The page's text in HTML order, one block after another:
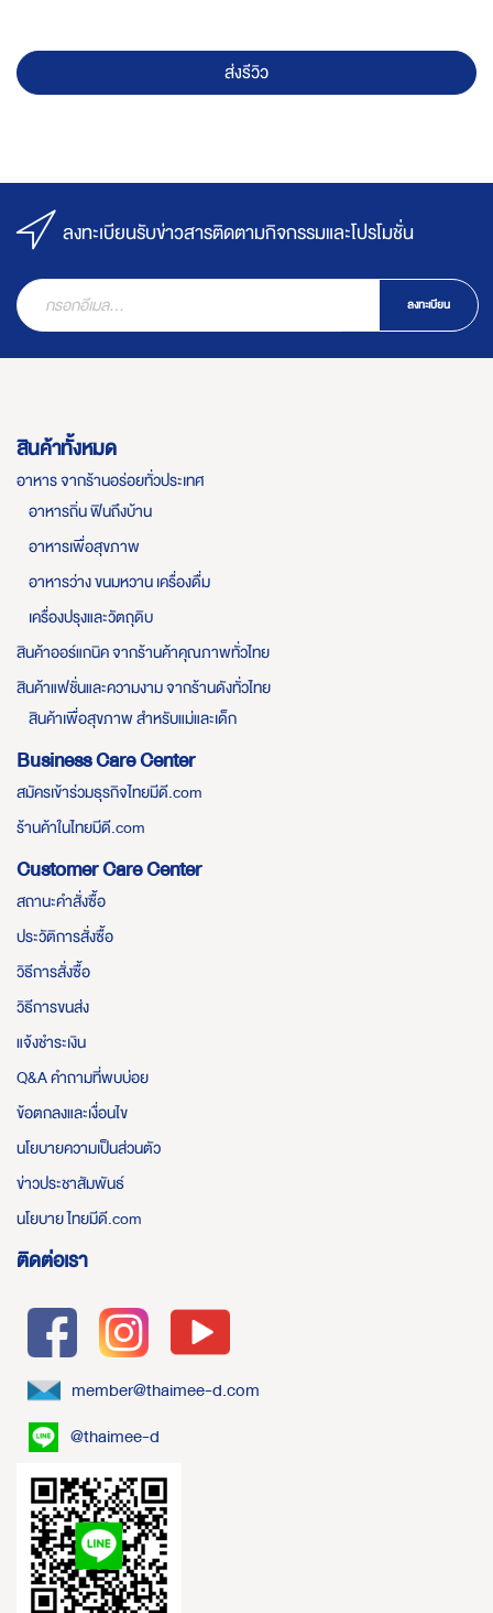
ส่งรีวิว
ลงทะเบียนรับข่าวสารติดตามกิจกรรมและโปรโมชั่น
ลงทะเบียน
สินค้าทั้งหมด
อาหาร จากร้านอร่อยทั่วประเทศ
อาหารถิ่น ฟินถึงบ้าน
อาหารเพื่อสุขภาพ
อาหารว่าง ขนมหวาน เครื่องดื่ม
เครื่องปรุงและวัตถุดิบ
สินค้าออร์แกนิค จากร้านค้าคุณภาพทั่วไทย
สินค้าแฟชั่นและความงาม จากร้านดังทั่วไทย
สินค้าเพื่อสุขภาพ สำหรับแม่และเด็ก
Business Care Center
สมัครเข้าร่วมธุรกิจไทยมีดี.com
ร้านค้าในไทยมีดี.com
Customer Care Center
สถานะคำสั่งซื้อ
ประวัติการสั่งซื้อ
วิธีการสั่งซื้อ
วิธีการขนส่ง
แจ้งชำระเงิน
Q&A คำถามที่พบบ่อย
ข้อตกลงและเงื่อนไข
นโยบายความเป็นส่วนตัว
ข่าวประชาสัมพันธ์
นโยบาย ไทยมีดี.com
ติดต่อเรา
member@thaimee-d.com
@thaimee-d